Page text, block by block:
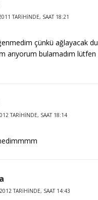
TARIHINDE, SAAT 18:21
çünkü ağlayacak
arıyorum bulamadım
TARIHINDE, SAAT 18:14
TARIHINDE, SAAT 14:43